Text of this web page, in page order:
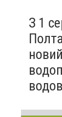
З 1